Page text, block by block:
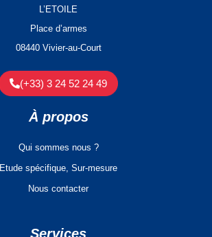
L’ETOILE
Place d’armes
08440 Vivier-au-Court
(+33) 3 24 52 24 49
À propos
Qui sommes nous ?
Etude spécifique, Sur-mesure
Nous contacter
Services